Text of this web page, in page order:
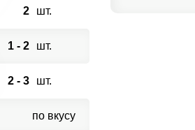
2 шт.
1 - 2 шт.
2 - 3 шт.
по вкусу